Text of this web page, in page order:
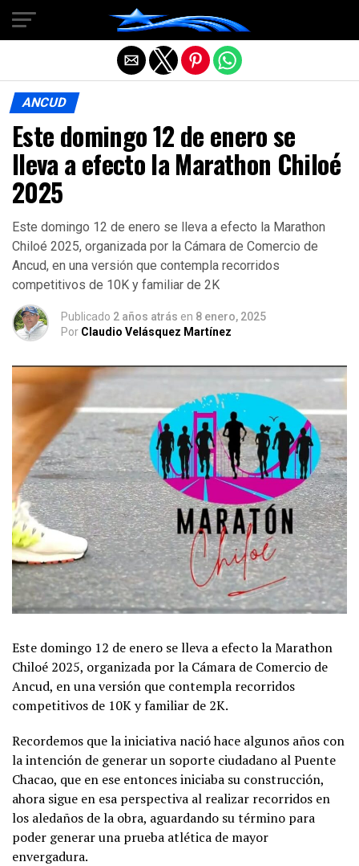
ANCUD
Este domingo 12 de enero se
lleva a efecto la Marathon Chiloé
2025
Este domingo 12 de enero se lleva a efecto la Marathon
Chiloé 2025, organizada por la Cámara de Comercio de
Ancud, en una versión que contempla recorridos
competitivos de 10K y familiar de 2K
Publicado 2 años atrás en 8 enero, 2025
Por Claudio Velásquez Martínez
Este domingo 12 de enero se lleva a efecto la Marathon
Chiloé 2025, organizada por la Cámara de Comercio de
Ancud, en una versión que contempla recorridos
competitivos de 10K y familiar de 2K.
Recordemos que la iniciativa nació hace algunos años con
la intención de generar un soporte ciudadano al Puente
Chacao, que en ese entonces iniciaba su construcción,
ahora sigue en esa perspectiva al realizar recorridos en
los aledaños de la obra, aguardando su término para
poder generar una prueba atlética de mayor
envergadura.
Salir de la versión móvil